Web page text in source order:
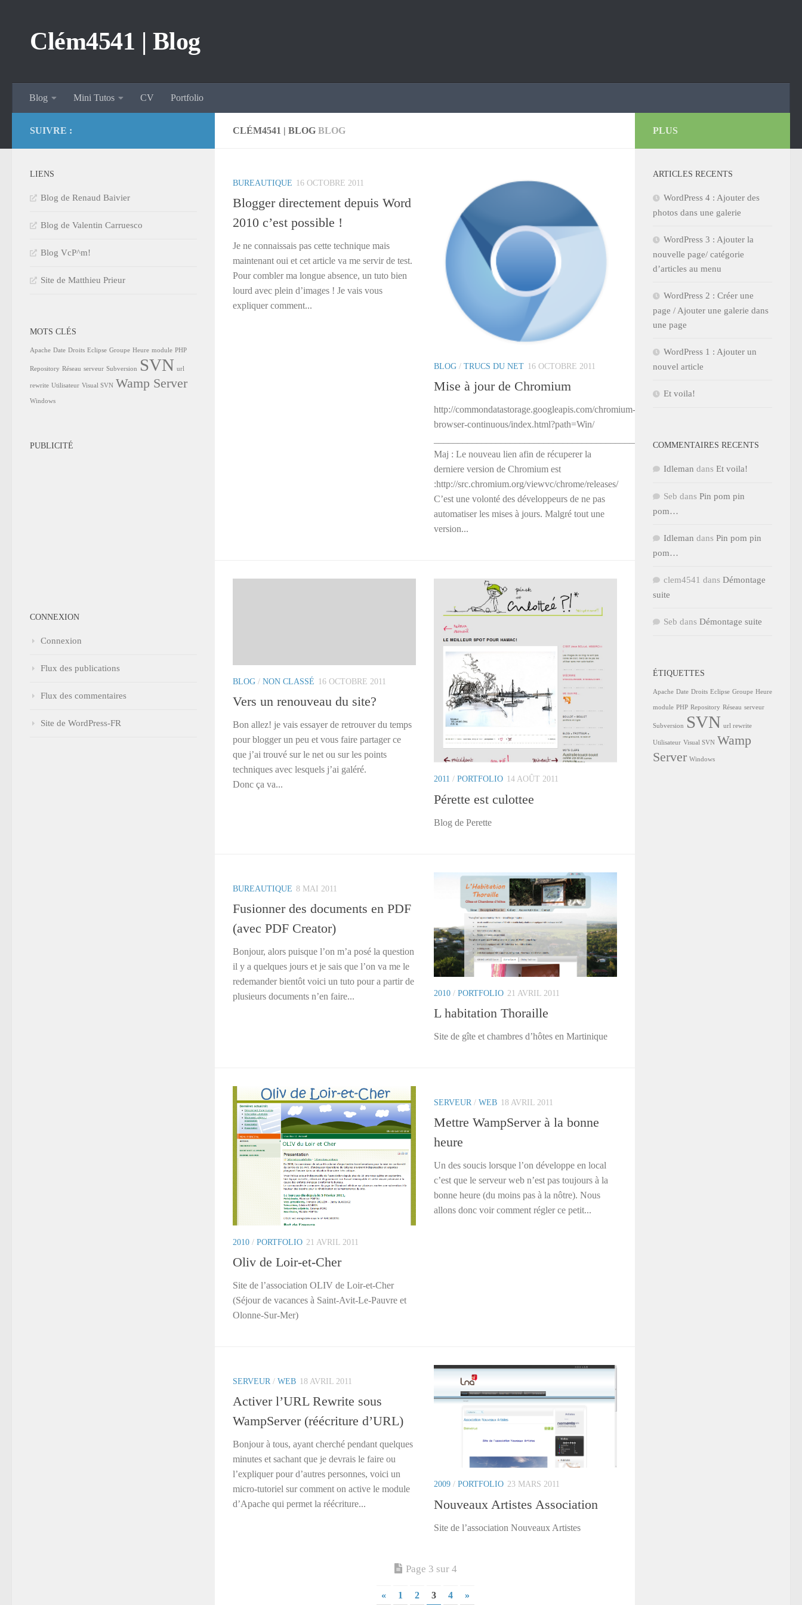
Clém4541 | Blog
Blog Mini Tutos CV Portfolio
CLÉM4541 | BLOG BLOG
BUREAUTIQUE 16 OCTOBRE 2011
Blogger directement depuis Word
2010 c’est possible !
Je ne connaissais pas cette technique mais
maintenant oui et cet article va me servir de test.
Pour combler ma longue absence, un tuto bien
lourd avec plein d’images ! Je vais vous
expliquer comment...
BLOG / TRUCS DU NET 16 OCTOBRE 2011
Mise à jour de Chromium
http://commondatastorage.googleapis.com/chromium-
browser-continuous/index.html?path=Win/
Maj : Le nouveau lien afin de récuperer la
derniere version de Chromium est
:http://src.chromium.org/viewvc/chrome/releases/
C’est une volonté des développeurs de ne pas
automatiser les mises à jours. Malgré tout une
version...
BLOG / NON CLASSÉ 16 OCTOBRE 2011
Vers un renouveau du site?
Bon allez! je vais essayer de retrouver du temps
pour blogger un peu et vous faire partager ce
que j’ai trouvé sur le net ou sur les points
techniques avec lesquels j’ai galéré.
Donc ça va...
2011 / PORTFOLIO 14 AOÛT 2011
Pérette est culottee
Blog de Perette
BUREAUTIQUE 8 MAI 2011
Fusionner des documents en PDF
(avec PDF Creator)
Bonjour, alors puisque l’on m’a posé la question
il y a quelques jours et je sais que l’on va me le
redemander bientôt voici un tuto pour a partir de
plusieurs documents n’en faire...
2010 / PORTFOLIO 21 AVRIL 2011
L habitation Thoraille
Site de gîte et chambres d’hôtes en Martinique
2010 / PORTFOLIO 21 AVRIL 2011
Oliv de Loir-et-Cher
Site de l’association OLIV de Loir-et-Cher
(Séjour de vacances à Saint-Avit-Le-Pauvre et
Olonne-Sur-Mer)
SERVEUR / WEB 18 AVRIL 2011
Mettre WampServer à la bonne
heure
Un des soucis lorsque l’on développe en local
c’est que le serveur web n’est pas toujours à la
bonne heure (du moins pas à la nôtre). Nous
allons donc voir comment régler ce petit...
SERVEUR / WEB 18 AVRIL 2011
Activer l’URL Rewrite sous
WampServer (réécriture d’URL)
Bonjour à tous, ayant cherché pendant quelques
minutes et sachant que je devrais le faire ou
l’expliquer pour d’autres personnes, voici un
micro-tutoriel sur comment on active le module
d’Apache qui permet la réécriture...
2009 / PORTFOLIO 23 MARS 2011
Nouveaux Artistes Association
Site de l’association Nouveaux Artistes
Page 3 sur 4
« 1 2 3 4 »
SUIVRE :
LIENS
Blog de Renaud Baivier
Blog de Valentin Carruesco
Blog VcP^m!
Site de Matthieu Prieur
MOTS CLÉS
Apache Date Droits Eclipse Groupe Heure module PHP
Repository Réseau serveur Subversion SVN url
rewrite Utilisateur Visual SVN Wamp Server
Windows
PUBLICITÉ
CONNEXION
Connexion
Flux des publications
Flux des commentaires
Site de WordPress-FR
PLUS
ARTICLES RECENTS
WordPress 4 : Ajouter des
photos dans une galerie
WordPress 3 : Ajouter la
nouvelle page/ catégorie
d’articles au menu
WordPress 2 : Créer une
page / Ajouter une galerie dans
une page
WordPress 1 : Ajouter un
nouvel article
Et voila!
COMMENTAIRES RECENTS
Idleman dans Et voila!
Seb dans Pin pom pin
pom…
Idleman dans Pin pom pin
pom…
clem4541 dans Démontage
suite
Seb dans Démontage suite
ÉTIQUETTES
Apache Date Droits Eclipse Groupe Heure
module PHP Repository Réseau serveur
Subversion SVN url rewrite
Utilisateur Visual SVN Wamp
Server Windows